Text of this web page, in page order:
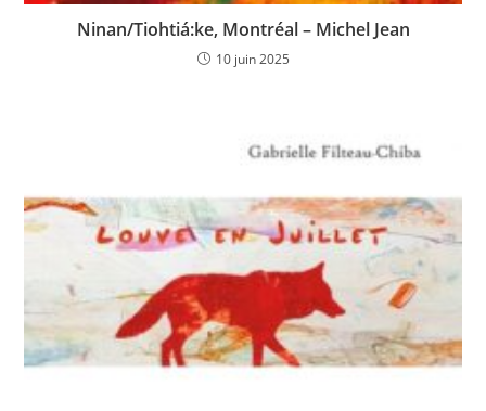
Ninan/Tiohtiá:ke, Montréal – Michel Jean
10 juin 2025